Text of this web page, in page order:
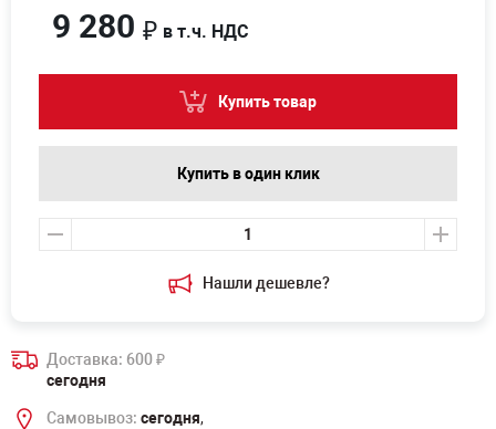
Нашли дешевле?
9 280 ₽ в т.ч. НДС
Купить товар
Купить в один клик
Доставка: 600₽
сегодня
Самовывоз: сегодня,